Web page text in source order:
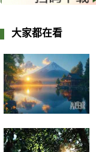
大家都在看